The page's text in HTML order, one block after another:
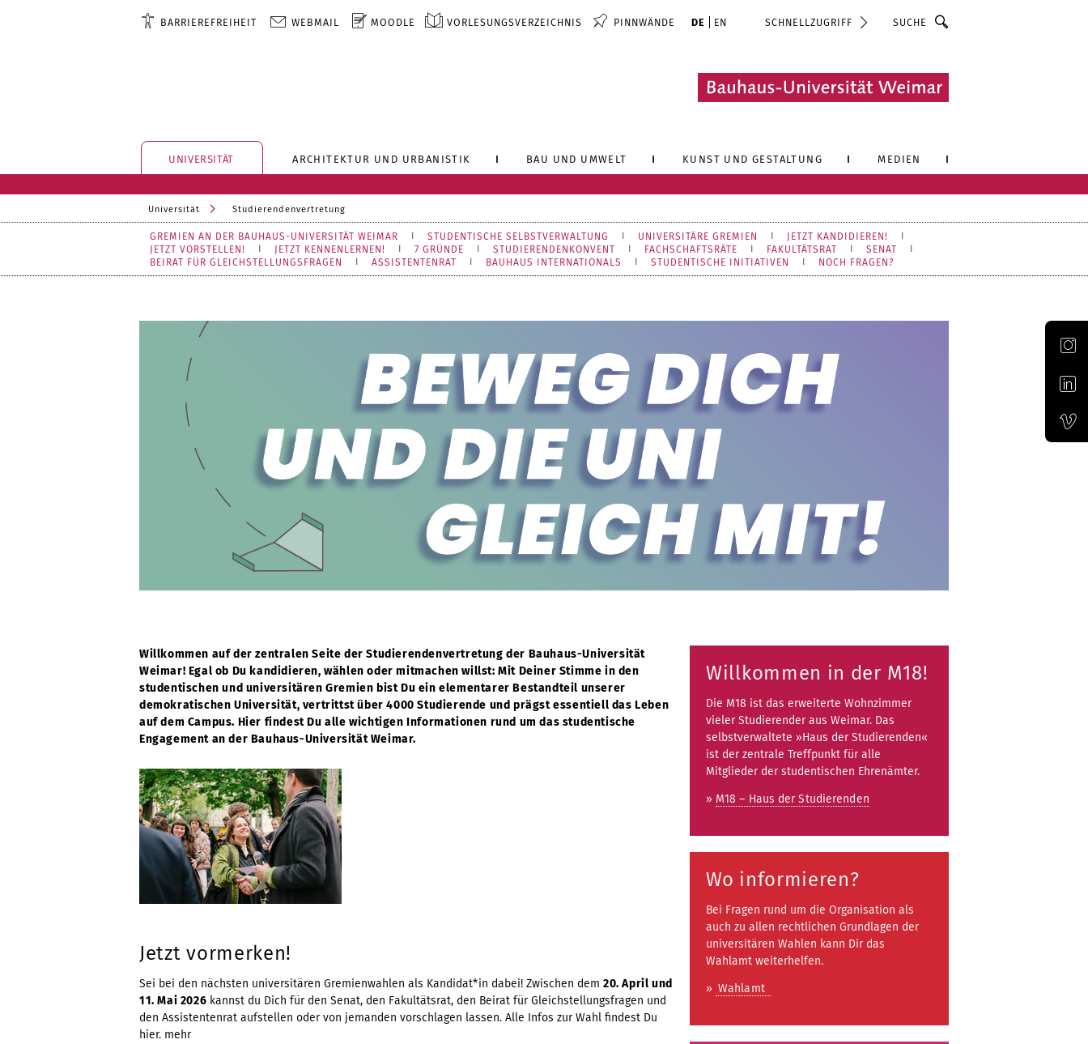
BARRIEREFREIHEIT WEBMAIL MOODLE VORLESUNGSVERZEICHNIS PINNWÄNDE DE EN SCHNELLZUGRIFF Suche
UNIVERSITÄT ARCHITEKTUR UND URBANISTIK BAU UND UMWELT KUNST UND GESTALTUNG MEDIEN
Universität Studierendenvertretung
GREMIEN AN DER BAUHAUS-UNIVERSITÄT WEIMAR STUDENTISCHE SELBSTVERWALTUNG UNIVERSITÄRE GREMIEN
JETZT KANDIDIEREN!
JETZT VORSTELLEN!
JETZT KENNENLERNEN! 7 GRÜNDE STUDIERENDENKONVENT FACHSCHAFTSRÄTE FAKULTÄTSRAT
SENAT
BEIRAT FÜR GLEICHSTELLUNGSFRAGEN
ASSISTENTENRAT BAUHAUS INTERNATIONALS STUDENTISCHE INITIATIVEN NOCH FRAGEN?
Willkommen auf der zentralen Seite der Studierendenvertretung der Bauhaus-Universität
Weimar! Egal ob Du kandidieren, wählen oder mitmachen willst: Mit Deiner Stimme in den
studentischen und universitären Gremien bist Du ein elementarer Bestandteil unserer
demokratischen Universität, vertrittst über 4000 Studierende und prägst essentiell das Leben
auf dem Campus. Hier findest Du alle wichtigen Informationen rund um das studentische
Engagement an der Bauhaus-Universität Weimar.
Jetzt vormerken!
Sei bei den nächsten universitären Gremienwahlen als Kandidat*in dabei! Zwischen dem 20. April und
11. Mai 2026 kannst du Dich für den Senat, den Fakultätsrat, den Beirat für Gleichstellungsfragen und
den Assistentenrat aufstellen oder von jemanden vorschlagen lassen. Alle Infos zur Wahl findest Du
hier. mehr
Willkommen in der M18!
Die M18 ist das erweiterte Wohnzimmer
vieler Studierender aus Weimar. Das
selbstverwaltete »Haus der Studierenden«
ist der zentrale Treffpunkt für alle
Mitglieder der studentischen Ehrenämter.
» M18 – Haus der Studierenden
Wo informieren?
Bei Fragen rund um die Organisation als
auch zu allen rechtlichen Grundlagen der
universitären Wahlen kann Dir das
Wahlamt weiterhelfen.
» Wahlamt